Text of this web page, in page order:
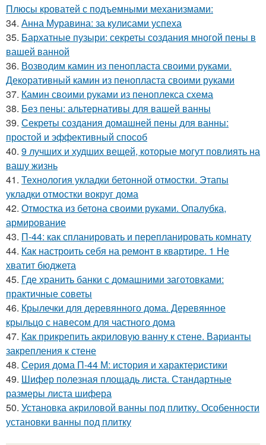
Плюсы кроватей с подъемными механизмами:
34. Анна Муравина: за кулисами успеха
35. Бархатные пузыри: секреты создания многой пены в
вашей ванной
36. Возводим камин из пенопласта своими руками.
Декоративный камин из пенопласта своими руками
37. Камин своими руками из пеноплекса схема
38. Без пены: альтернативы для вашей ванны
39. Секреты создания домашней пены для ванны:
простой и эффективный способ
40. 9 лучших и худших вещей, которые могут повлиять на
вашу жизнь
41. Технология укладки бетонной отмостки. Этапы
укладки отмостки вокруг дома
42. Отмостка из бетона своими руками. Опалубка,
армирование
43. П-44: как спланировать и перепланировать комнату
44. Как настроить себя на ремонт в квартире. 1 Не
хватит бюджета
45. Где хранить банки с домашними заготовками:
практичные советы
46. Крылечки для деревянного дома. Деревянное
крыльцо с навесом для частного дома
47. Как прикрепить акриловую ванну к стене. Варианты
закрепления к стене
48. Серия дома П-44 М: история и характеристики
49. Шифер полезная площадь листа. Стандартные
размеры листа шифера
50. Установка акриловой ванны под плитку. Особенности
установки ванны под плитку